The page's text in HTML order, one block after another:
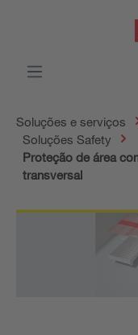
Soluções e serviços
Soluções Safety
Proteção de área
transversal